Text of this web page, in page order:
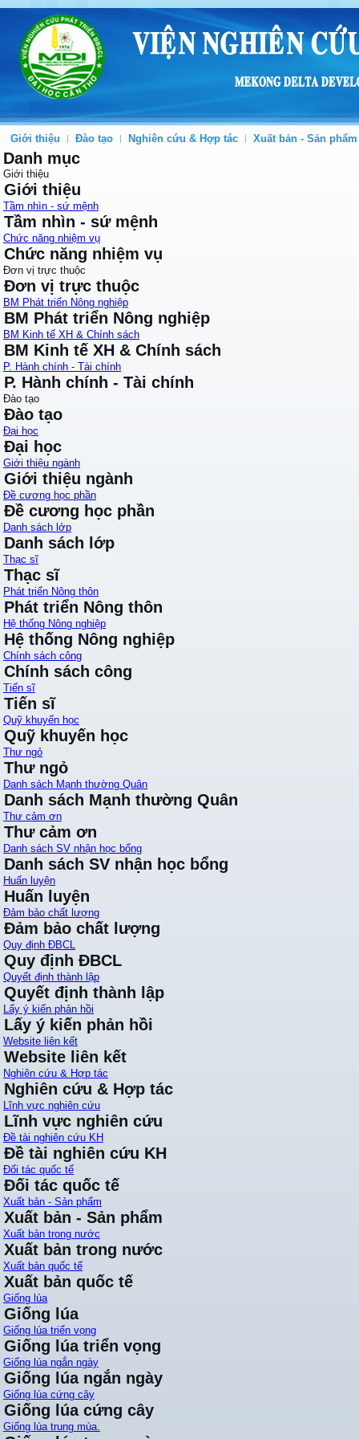
Giới thiệu Đào tạo Nghiên cứu & Hợp tác Xuất bản - Sản phẩm
Danh mục
Giới thiệu
Giới thiệu
Tầm nhìn - sứ mệnh
Tầm nhìn - sứ mệnh
Chức năng nhiệm vụ
Chức năng nhiệm vụ
Đơn vị trực thuộc
Đơn vị trực thuộc
BM Phát triển Nông nghiệp
BM Phát triển Nông nghiệp
BM Kinh tế XH & Chính sách
BM Kinh tế XH & Chính sách
P. Hành chính - Tài chính
P. Hành chính - Tài chính
Đào tạo
Đào tạo
Đại học
Đại học
Giới thiệu ngành
Giới thiệu ngành
Đề cương học phần
Đề cương học phần
Danh sách lớp
Danh sách lớp
Thạc sĩ
Thạc sĩ
Phát triển Nông thôn
Phát triển Nông thôn
Hệ thống Nông nghiệp
Hệ thống Nông nghiệp
Chính sách công
Chính sách công
Tiến sĩ
Tiến sĩ
Quỹ khuyến học
Quỹ khuyến học
Thư ngỏ
Thư ngỏ
Danh sách Mạnh thường Quân
Danh sách Mạnh thường Quân
Thư cảm ơn
Thư cảm ơn
Danh sách SV nhận học bổng
Danh sách SV nhận học bổng
Huấn luyện
Huấn luyện
Đảm bảo chất lượng
Đảm bảo chất lượng
Quy định ĐBCL
Quy định ĐBCL
Quyết định thành lập
Quyết định thành lập
Lấy ý kiến phản hồi
Lấy ý kiến phản hồi
Website liên kết
Website liên kết
Nghiên cứu & Hợp tác
Nghiên cứu & Hợp tác
Lĩnh vực nghiên cứu
Lĩnh vực nghiên cứu
Đề tài nghiên cứu KH
Đề tài nghiên cứu KH
Đối tác quốc tế
Đối tác quốc tế
Xuất bản - Sản phẩm
Xuất bản - Sản phẩm
Xuất bản trong nước
Xuất bản trong nước
Xuất bản quốc tế
Xuất bản quốc tế
Giống lúa
Giống lúa
Giống lúa triển vọng
Giống lúa triển vọng
Giống lúa ngắn ngày
Giống lúa ngắn ngày
Giống lúa cứng cây
Giống lúa cứng cây
Giống lúa trung mùa.